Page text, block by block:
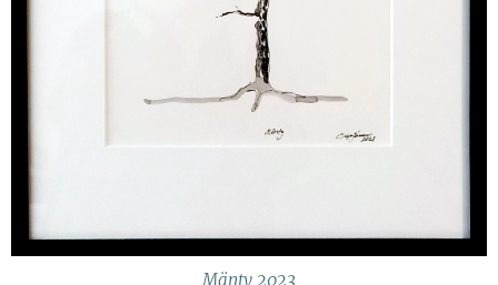
Mänty 2023